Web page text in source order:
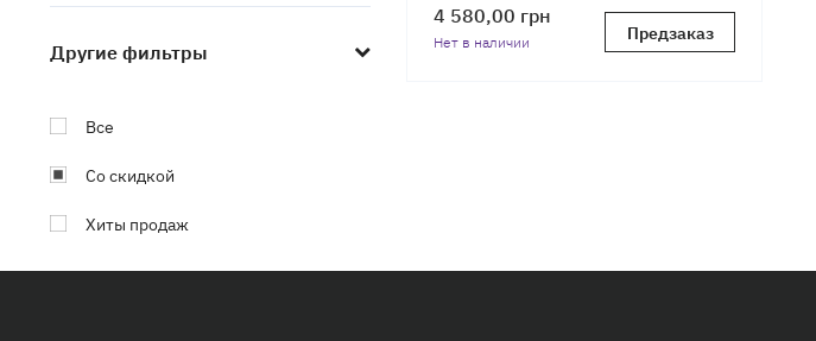
PLAY x Comme Des Garcons
Другие фильтры
Все
Со скидкой
Хиты продаж
4 580,00 грн
Нет в наличии Предзаказ